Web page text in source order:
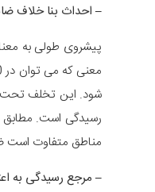
– احداث بنا خلاف
رسیدگی است. مطابق
مناطق متفاوت است
– مرجع رسیدگی به